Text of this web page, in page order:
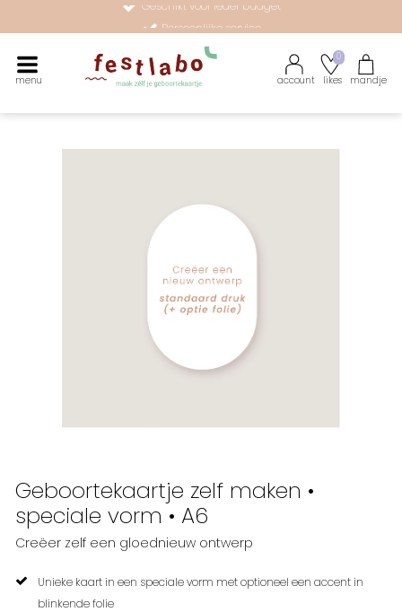
menu account likes
0
mandje
Geboortekaartje zelf maken •
speciale vorm • A6
Creëer zelf een gloednieuw ontwerp
Unieke kaart in een speciale vorm met optioneel een accent in
blinkende folie